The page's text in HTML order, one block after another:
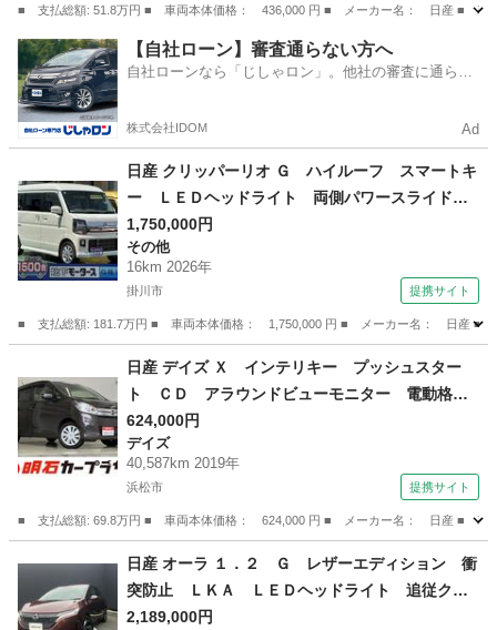
付）
■ 支払総額: 51.8万円 ■ 車両本体価格： 436,000 円 ■ メーカー名： 日産 ■ 車
静岡 富士市 デイズ
【自社ローン】審査通らない方へ
自社ローンなら「じしゃロン」。他社の審査に通らな
株式会社IDOM Ad
日産 クリッパーリオ Ｇ ハイルーフ スマートキ
ー ＬＥＤヘッドライト 両側パワースライドド
ア オートステップ 革巻きハンドル フルオー
トエアコン シートヒーター ルーフコンソー
ル 衝突被害軽減ブレーキ 届出済未使用車 （検
1,750,000円
その他
16km 2026年
掛川市 提携サイト
■ 支払総額: 181.7万円 ■ 車両本体価格： 1,750,000 円 ■ メーカー名： 日産
その他
日産 デイズ Ｘ インテリキー プッシュスター
ト ＣＤ アラウンドビューモニター 電動格納
ミラー オートエアコン アイドリングストップ
（車検整備付）
624,000円
デイズ
40,587km 2019年
浜松市 提携サイト
■ 支払総額: 69.8万円 ■ 車両本体価格： 624,000 円 ■ メーカー名： 日産 ■
デイズ
日産 オーラ １．２ Ｇ レザーエディション 衝
突防止 ＬＫＡ ＬＥＤヘッドライト 追従クル
ーズ バックカメラ ドライブレコーダー ＥＴ
2,189,000円